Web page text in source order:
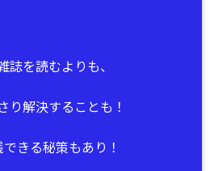
誌を読むよりも、
り解決することも！
できる秘策もあり！